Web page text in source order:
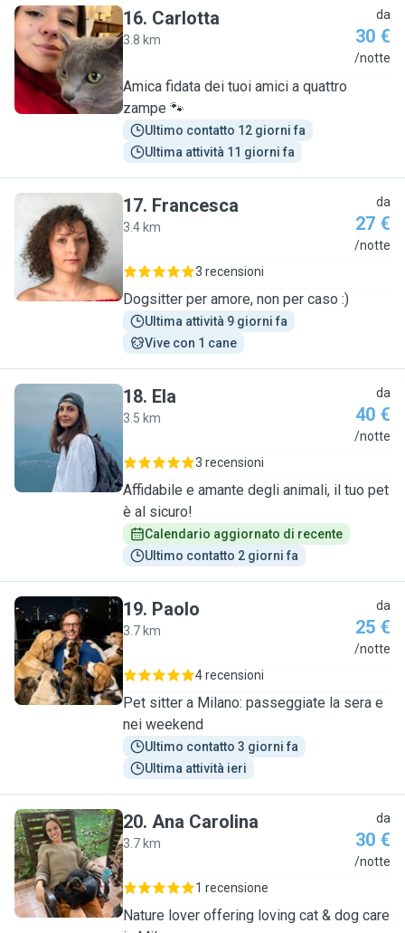
C
16. Carlotta
3.8 km
da
30 €
/notte
Amica fidata dei tuoi amici a quattro
zampe 🐾
Ultimo contatto 12 giorni fa
Ultima attività 11 giorni fa
F
17. Francesca
3.4 km
da
27 €
/notte
3 recensioni
Dogsitter per amore, non per caso :)
Ultima attività 9 giorni fa
Vive con 1 cane
E
18. Ela
3.5 km
da
40 €
/notte
3 recensioni
Affidabile e amante degli animali, il tuo pet
è al sicuro!
Calendario aggiornato di recente
Ultimo contatto 2 giorni fa
P
19. Paolo
3.7 km
da
25 €
/notte
4 recensioni
Pet sitter a Milano: passeggiate la sera e
nei weekend
Ultimo contatto 3 giorni fa
Ultima attività ieri
A
20. Ana Carolina
3.7 km
da
30 €
/notte
1 recensione
Nature lover offering loving cat & dog care